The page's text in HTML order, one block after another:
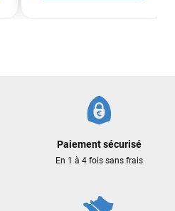
Paiement sécurisé
En 1 à 4 fois sans frais